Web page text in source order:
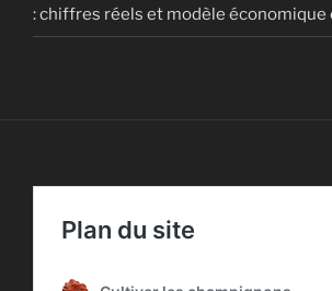
: chiffres réels et modèle économique